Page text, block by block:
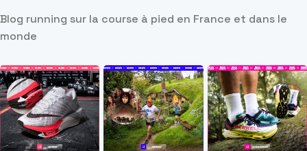
Blog running sur la course à pied en France et dans le
monde